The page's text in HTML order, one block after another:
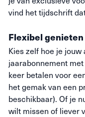
vind het tijdschrift
Flexibel
Kies zelf hoe je
jaarabonnement
keer betalen voor
het gemak van een
beschikbaar). Of je
wilt missen of liever